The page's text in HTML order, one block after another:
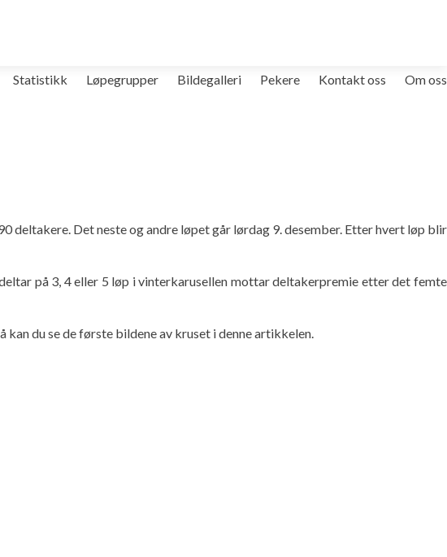
Statistikk Løpegrupper Bildegalleri Pekere Kontakt oss Om oss
deltakere. Det neste og andre løpet går lørdag 9. desember. Etter hvert løp blir
på 3, 4 eller 5 løp i vinterkarusellen mottar deltakerpremie etter det femte
du se de første bildene av kruset i denne artikkelen.